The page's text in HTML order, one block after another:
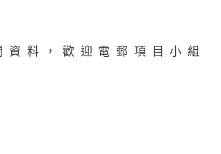
資料，歡迎電郵項目小組